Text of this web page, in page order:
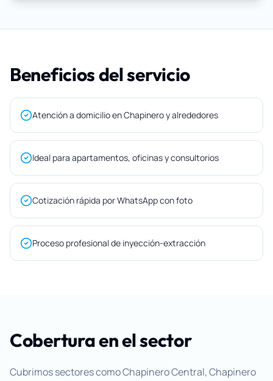
Beneficios del servicio
Atención a domicilio en Chapinero y alrededores
Ideal para apartamentos, oficinas y consultorios
Cotización rápida por WhatsApp con foto
Proceso profesional de inyección-extracción
Cobertura en el sector
Cubrimos sectores como Chapinero Central, Chapinero